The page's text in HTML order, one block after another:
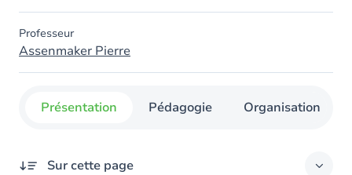
Professeur
Assenmaker Pierre
Présentation Pédagogie Organisation
Sur cette page